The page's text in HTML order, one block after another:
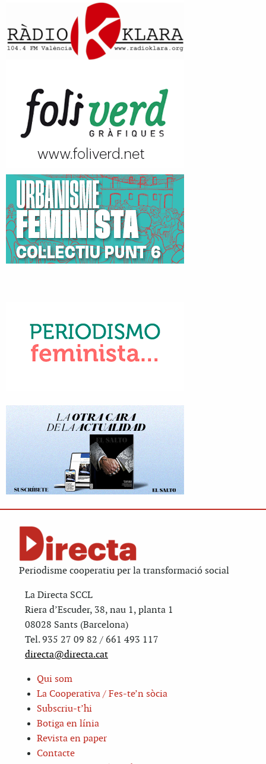
Periodisme cooperatiu per la transformació social
La Directa SCCL
Riera d’Escuder, 38, nau 1, planta 1
08028 Sants (Barcelona)
Tel. 935 27 09 82 / 661 493 117
directa@directa.cat
Qui som
La Cooperativa / Fes-te’n sòcia
Subscriu-t’hi
Botiga en línia
Revista en paper
Contacte